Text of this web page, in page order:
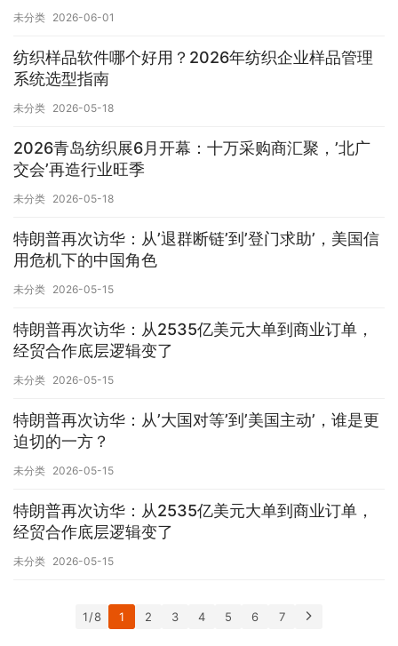
未分类 2026-06-01
纺织样品软件哪个好用？2026年纺织企业样品管理
系统选型指南
未分类 2026-05-18
2026青岛纺织展6月开幕：十万采购商汇聚，’北广
交会’再造行业旺季
未分类 2026-05-18
特朗普再次访华：从’退群断链’到’登门求助’，美国信
用危机下的中国角色
未分类 2026-05-15
特朗普再次访华：从2535亿美元大单到商业订单，
经贸合作底层逻辑变了
未分类 2026-05-15
特朗普再次访华：从’大国对等’到’美国主动’，谁是更
迫切的一方？
未分类 2026-05-15
特朗普再次访华：从2535亿美元大单到商业订单，
经贸合作底层逻辑变了
未分类 2026-05-15
1 / 8 1 2 3 4 5 6 7